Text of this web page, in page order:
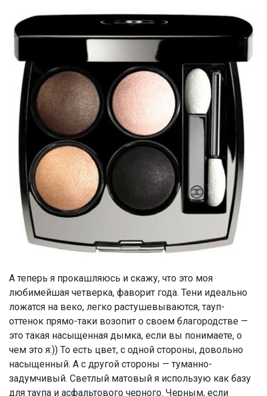
А теперь я прокашляюсь и скажу, что это моя
любимейшая четверка, фаворит года. Тени идеально
ложатся на веко, легко растушевываются, тауп-
оттенок прямо-таки возопит о своем благородстве —
это такая насыщенная дымка, если вы понимаете, о
чем это я:)) То есть цвет, с одной стороны, довольно
насыщенный. А с другой стороны — туманно-
задумчивый. Светлый матовый я использую как базу
для таупа и асфальтового черного. Черным, если